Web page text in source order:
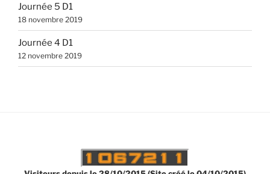
Journée 5 D1
18 novembre 2019
Journée 4 D1
12 novembre 2019